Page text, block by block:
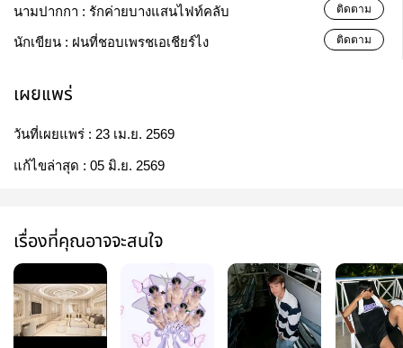
นามปากกา : รักค่ายบางแสนไฟท์คลับ ติดตาม
นักเขียน : ฝนที่ชอบเพรชเอเชียร์ไง ติดตาม
เผยแพร่
วันที่เผยแพร่ : 23 เม.ย. 2569
แก้ไขล่าสุด : 05 มิ.ย. 2569
เรื่องที่คุณอาจจะสนใจ